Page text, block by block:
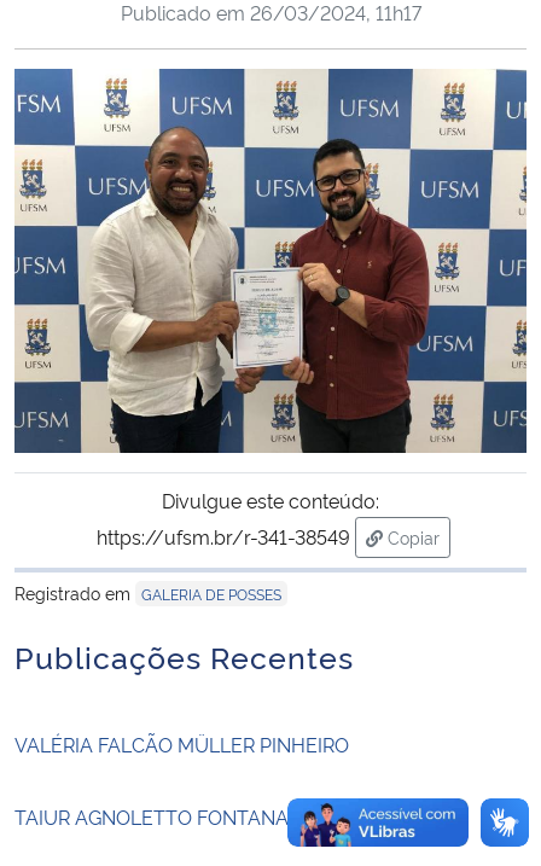
Ministério da Cidadania
Ministério da Saúde
Ministério de Minas e Energia
Ministério da Ciência, Tecnologia, Inovações e Comunicações
Ministério do Meio Ambiente
Ministério do Turismo
Ministério do Desenvolvimento Regional
Controladoria-Geral da União
Ministério da Mulher, da Família e dos Direitos Humanos
Secretaria-Geral
Secretaria de Governo
Publicado em 26/03/2024, 11h17
Divulgue este conteúdo:
https://ufsm.br/r-341-38549
Copiar
para área de
Registrado em GALERIA DE POSSES
Publicações Recentes
VALÉRIA FALCÃO MÜLLER PINHEIRO
TAIUR AGNOLETTO FONTANA